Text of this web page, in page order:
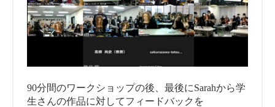
90分間のワークショップの後、最後にSarahから学
生さんの作品に対してフィードバックを